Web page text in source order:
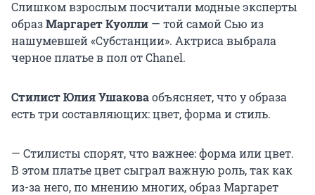
Слишком взрослым посчитали модные эксперты
образМаргарет Куолли — той самой Сью из
нашумевшей «Субстанции». Актриса выбрала
черное платье в пол от Chanel.
Стилист Юлия Ушаковаобъясняет, что у образа
есть три составляющих: цвет, форма и стиль.
— Стилисты спорят, что важнее: форма или цвет.
В этом платье цвет сыграл важную роль, так как
из-за него, по мнению многих, образ Маргарет